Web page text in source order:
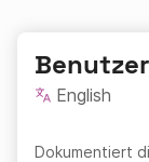
English
Dokumentiert